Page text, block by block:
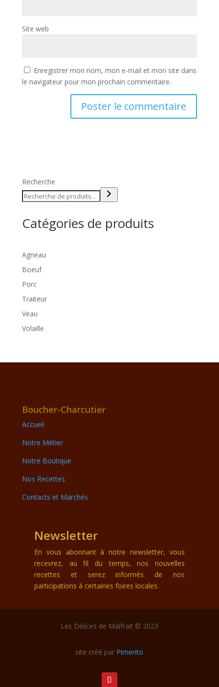
Site web
Enregistrer mon nom, mon e-mail et mon site dans
le navigateur pour mon prochain commentaire.
Recherche
Catégories de produits
Agneau
Boeuf
Porc
Traiteur
Veau
Volaille
Boucher-Charcutier
Accueil
Notre Métier
Notre Boutique
Nos Recettes
Contacts et Marchés
Newsletter
En vous abonnant à notre newsletter, vous
recevrez, au fil du temps, nos nouvelles
recettes et serez informés de nos
participations à certaines foires locales.
Les Délices de Malfrait © 2023
site créé par Pimento